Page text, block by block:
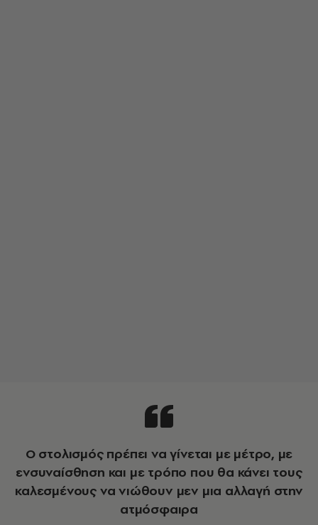
Ο στολισμός πρέπει να γίνεται με μέτρο, με
ενσυναίσθηση και με τρόπο που θα κάνει τους
καλεσμένους να νιώθουν μεν μια αλλαγή στην
ατμόσφαιρα